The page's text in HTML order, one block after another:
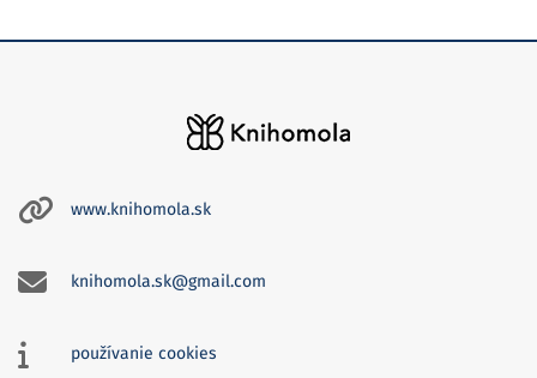
www.knihomola.sk
knihomola.sk@gmail.com
používanie cookies